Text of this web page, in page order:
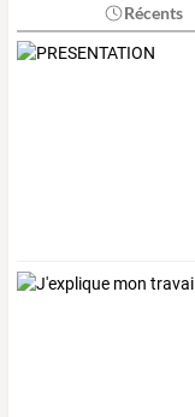
Récents